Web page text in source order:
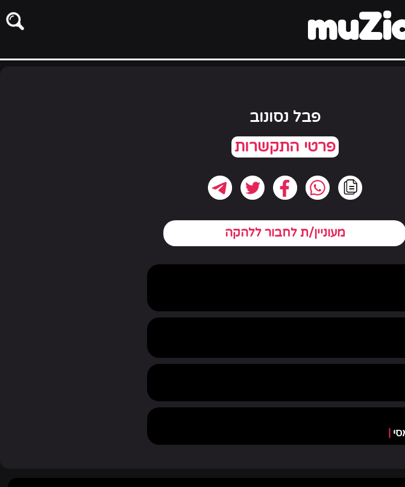
פבל נסונוב
מעוניין/ת לחבור ללהקה